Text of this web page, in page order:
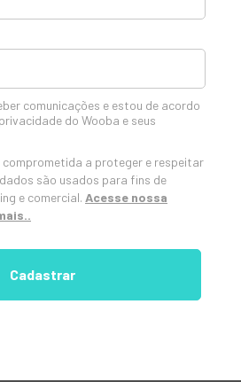
comunicações e estou de acordo
do Wooba e seus
comprometida a proteger e respeitar
são usados para fins de
e comercial. Acesse nossa
Cadastrar